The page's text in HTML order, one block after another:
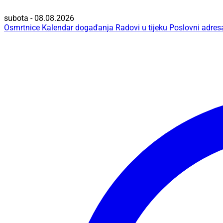
subota - 08.08.2026
Osmrtnice Kalendar događanja Radovi u tijeku Poslovni